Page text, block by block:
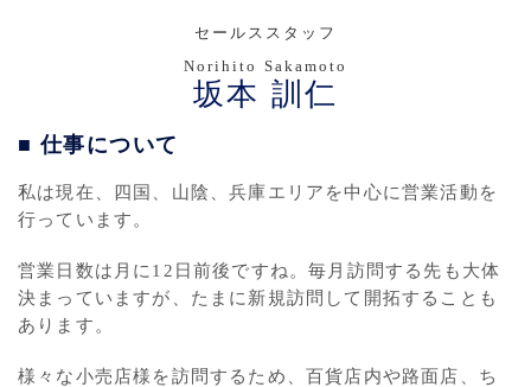
セールススタッフ
Norihito Sakamoto
坂本 訓仁
■ 仕事について
私は現在、四国、山陰、兵庫エリアを中心に営業活動を
行っています。
営業日数は月に12日前後ですね。毎月訪問する先も大体
決まっていますが、たまに新規訪問して開拓することも
あります。
様々な小売店様を訪問するため、百貨店内や路面店、ち